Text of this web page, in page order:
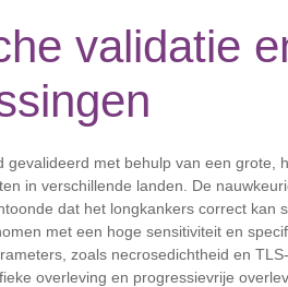
validatie
gevalideerd met behulp van een grote,
in verschillende landen. De
dat het longkankers correct kan
met een hoge sensitiviteit en
zoals necrosedichtheid en
overleving en progressievrije